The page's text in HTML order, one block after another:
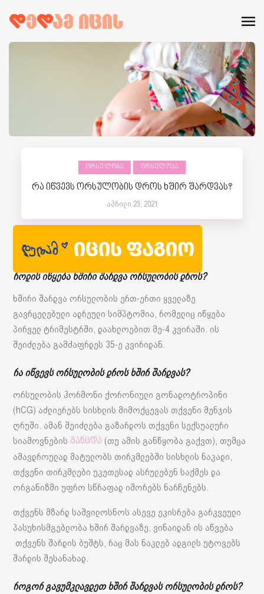
ᲝᲠᲡᲣᲚᲝᲑᲐ ᲝᲠᲡᲣᲚᲝᲑᲐ
რა იწვევს ორსულობის დროს ხშირ შარდვას?
აპრილი 23, 2021
როდის იწყება ხშირი შარდვა ორსულობის დროს?
ხშირი შარდვა ორსულობის ერთ-ერთი ყველაზე
გავრცელებული ადრეული სიმპტომია, რომელიც იწყება
პირველ ტრიმესტრში, დაახლოებით მე-4 კვირაში. ის
შეიძლება გამძაფრდეს 35-ე კვირიდან.
რა იწვევს ორსულობის დროს ხშირ შარდვას?
ორსულობის ჰორმონი ქორონიული გონადოტროპინი
(hCG) აძლიერებს სისხლის მიმოქცევას თქვენი მენჯის
ღრუში. ამან შეიძლება გაზარდოს თქვენი სექსუალური
სიამოვნების განცდა (თუ ამის განწყობა გაქვთ), თუმცა
ამავდროულად მატულობს თირკმლებში სისხლის ნაკადი,
თქვენი თირკმლები უკეთესად ასრულებენ საქმეს და
ორგანიზმი უფრო სწრაფად იშორებს ნარჩენებს.
თქვენს მზარდ საშვილოსნოს ასევე ეკისრება გარკვეული
პასუხისმგებლობა ხშირ შარდვაზე, ვინაიდან ის აწვება
თქვენს შარდის ბუშტს, რაც მას ნაკლებ ადგილს უტოვებს
შარდის შესანახად.
როგორ გავუმკლავდეთ ხშირ შარდვას ორსულობის დროს?